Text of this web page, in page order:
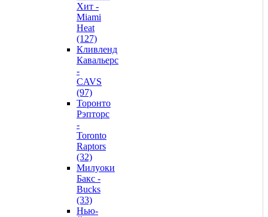
Хит -
Miami
Heat
(127)
Кливленд
Кавальерс
-
CAVS
(97)
Торонто
Рэпторс
-
Toronto
Raptors
(32)
Милуоки
Бакс -
Bucks
(33)
Нью-